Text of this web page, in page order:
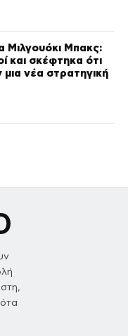
Μιλγουόκι Μπακς:
και σκέφτηκα ότι
νέα στρατηγική